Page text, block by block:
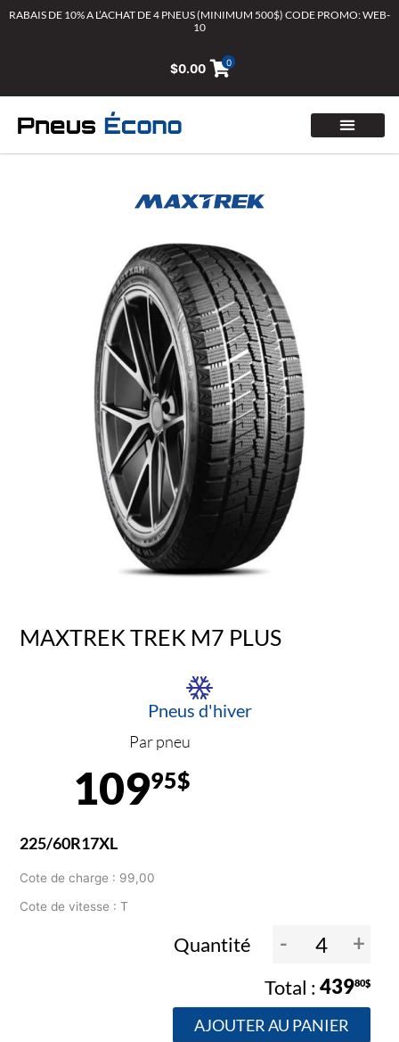
AllerRABAIS DE 10% A L’ACHAT DE 4 PNEUS (MINIMUM 500$) CODE PROMO: WEB-
10
$0.00 0
MAXTREK TREK M7 PLUS
Pneus d'hiver
Par pneu
10995$
225/60R17XL
Cote de charge : 99,00
Cote de vitesse : T
Quantité - +
43980$
AJOUTER AU PANIER